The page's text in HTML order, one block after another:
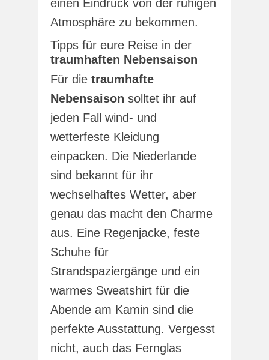
einen Eindruck von der ruhigen
Atmosphäre zu bekommen.
Tipps für eure Reise in der
traumhaften Nebensaison
Für die traumhafte
Nebensaison solltet ihr auf
jeden Fall wind- und
wetterfeste Kleidung
einpacken. Die Niederlande
sind bekannt für ihr
wechselhaftes Wetter, aber
genau das macht den Charme
aus. Eine Regenjacke, feste
Schuhe für
Strandspaziergänge und ein
warmes Sweatshirt für die
Abende am Kamin sind die
perfekte Ausstattung. Vergesst
nicht, auch das Fernglas